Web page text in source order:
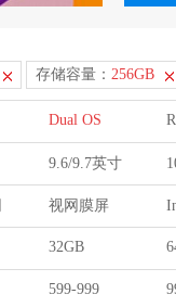
存储容量： 256GB
Dual OS
9.6/9.7英寸
视网膜屏
32GB
599-999